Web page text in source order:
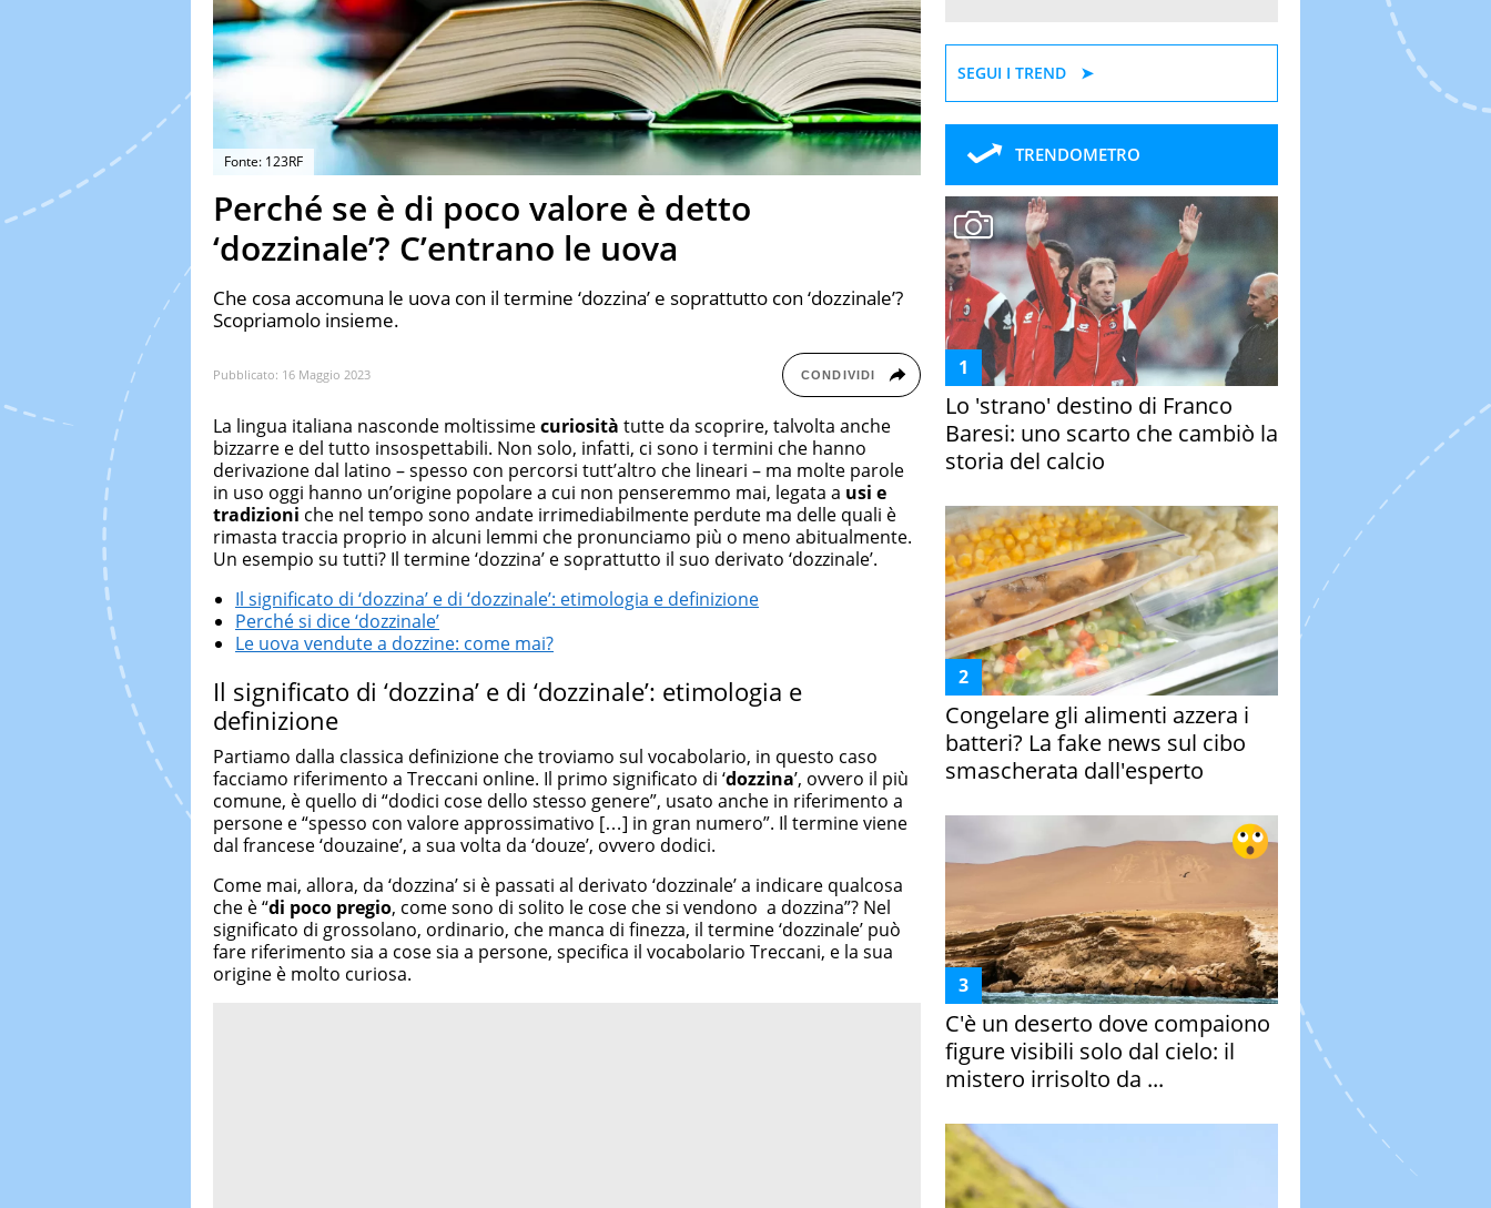
Fonte: 123RF
Perché se è di poco valore è detto
‘dozzinale’? C’entrano le uova
Che cosa accomuna le uova con il termine ‘dozzina’ e soprattutto con ‘dozzinale’?
Scopriamolo insieme.
Pubblicato: 16 Maggio 2023 CONDIVIDI
La lingua italiana nasconde moltissimecuriosità tutte da scoprire, talvolta anche
bizzarre e del tutto insospettabili. Non solo, infatti, ci sono i termini che hanno
derivazione dal latino – spesso con percorsi tutt’altro che lineari – ma molte parole
in uso oggi hanno un’origine popolare a cui non penseremmo mai, legata a usi e
tradizioni che nel tempo sono andate irrimediabilmente perdute ma delle quali è
rimasta traccia proprio in alcuni lemmi che pronunciamo più o meno abitualmente.
Un esempio su tutti? Il termine ‘dozzina’ e soprattutto il suo derivato ‘dozzinale’.
Il significato di ‘dozzina’ e di ‘dozzinale’: etimologia e definizione
Perché si dice ‘dozzinale’
Le uova vendute a dozzine: come mai?
Il significato di ‘dozzina’ e di ‘dozzinale’: etimologia e
definizione
Partiamo dalla classica definizione che troviamo sul vocabolario, in questo caso
facciamo riferimento a Treccani online. Il primo significato di ‘dozzina’, ovvero il più
comune, è quello di “dodici cose dello stesso genere”, usato anche in riferimento a
persone e “spesso con valore approssimativo […] in gran numero”. Il termine viene
dal francese ‘douzaine’, a sua volta da ‘douze’, ovvero dodici.
Come mai, allora, da ‘dozzina’ si è passati al derivato ‘dozzinale’ a indicare qualcosa
che è “di poco pregio, come sono di solito le cose che si vendono a dozzina”? Nel
significato di grossolano, ordinario, che manca di finezza, il termine ‘dozzinale’ può
fare riferimento sia a cose sia a persone, specifica il vocabolario Treccani, e la sua
origine è molto curiosa.
SEGUI I TREND
TRENDOMETRO
Lo 'strano' destino di Franco
Baresi: uno scarto che cambiò la
storia del calcio
Congelare gli alimenti azzera i
batteri? La fake news sul cibo
smascherata dall'esperto
C'è un deserto dove compaiono
figure visibili solo dal cielo: il
mistero irrisolto da ...